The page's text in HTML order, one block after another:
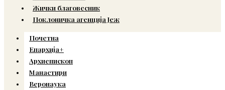
Жички благовесник
Поклоничка агенција Јеж
Почетна
Епархија+
Архиепископ
Манастири
Веронаука